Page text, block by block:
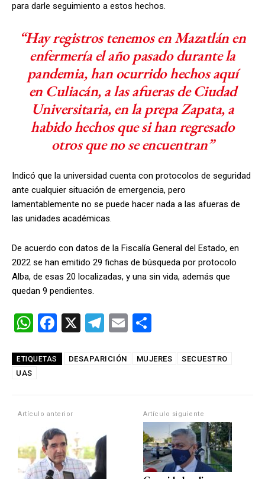
para darle seguimiento a estos hechos.
“Hay registros tenemos en Mazatlán en
enfermería el año pasado durante la
pandemia, han ocurrido hechos aquí
en Culiacán, a las afueras de Ciudad
Universitaria, en la prepa Zapata, a
habido hechos que si han regresado
otros que no se encuentran”
Indicó que la universidad cuenta con protocolos de seguridad
ante cualquier situación de emergencia, pero
lamentablemente no se puede hacer nada a las afueras de
las unidades académicas.
De acuerdo con datos de la Fiscalía General del Estado, en
2022 se han emitido 29 fichas de búsqueda por protocolo
Alba, de esas 20 localizadas, y una sin vida, además que
quedan 9 pendientes.
W
at
p
p
F
ce
o
k
X
T
e
E
ail m
tir
ETIQUETAS DESAPARICIÓN MUJERES
SECUESTRO
UAS
Artículo anterior Artículo siguiente